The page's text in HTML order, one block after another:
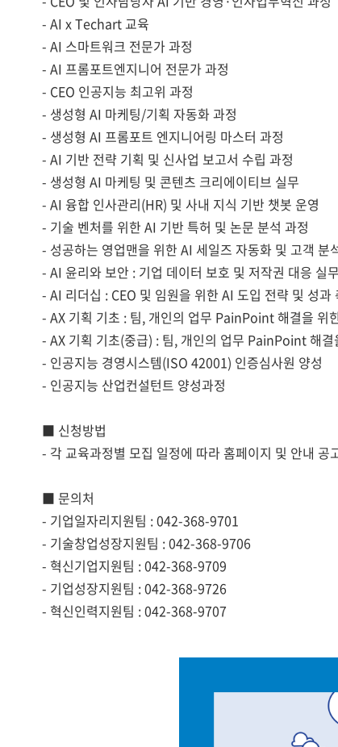
- AI x Techart 교육
- AI 스마트워크 전문가 과정
- AI 프롬포트엔지니어 전문가 과정
- CEO 인공지능 최고위 과정
- 생성형 AI 마케팅/기획 자동화 과정
- 생성형 AI 프롬포트 엔지니어링 마스터 과정
- AI 기반 전략 기획 및 신사업 보고서 수립 과정
- 생성형 AI 마케팅 및 콘텐츠 크리에이티브 실무
- AI 융합 인사관리(HR) 및 사내 지식 기반 챗봇 운영
- 기술 벤처를 위한 AI 기반 특허 및 논문 분석 과정
- 성공하는 영업맨을 위한 AI 세일즈 자동화 및 고객 분
- AI 윤리와 보안 : 기업 데이터 보호 및 저작권 대응 실
- AI 리더십 : CEO 및 임원을 위한 AI 도입 전략 및 성과
- AX 기획 기초 : 팀, 개인의 업무 PainPoint 해결을 위
- AX 기획 기초(중급) : 팀, 개인의 업무 PainPoint 해결
- 인공지능 경영시스템(ISO 42001) 인증심사원 양성
- 인공지능 산업컨설턴트 양성과정
■ 신청방법
- 각 교육과정별 모집 일정에 따라 홈페이지 및 안내 공
■ 문의처
- 기업일자리지원팀 : 042-368-9701
- 기술창업성장지원팀 : 042-368-9706
- 혁신기업지원팀 : 042-368-9709
- 기업성장지원팀 : 042-368-9726
- 혁신인력지원팀 : 042-368-9707